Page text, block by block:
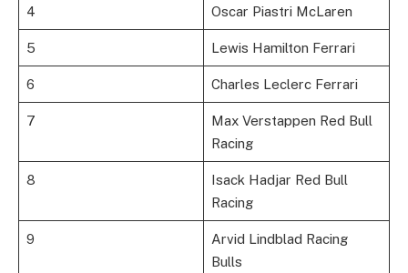
4 Oscar Piastri McLaren
5 Lewis Hamilton Ferrari
6 Charles Leclerc Ferrari
7
Max Verstappen Red Bull
Racing
8
Isack Hadjar Red Bull
Racing
9
Arvid Lindblad Racing
Bulls